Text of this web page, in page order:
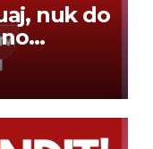
nuk do
dhe e
mëdha